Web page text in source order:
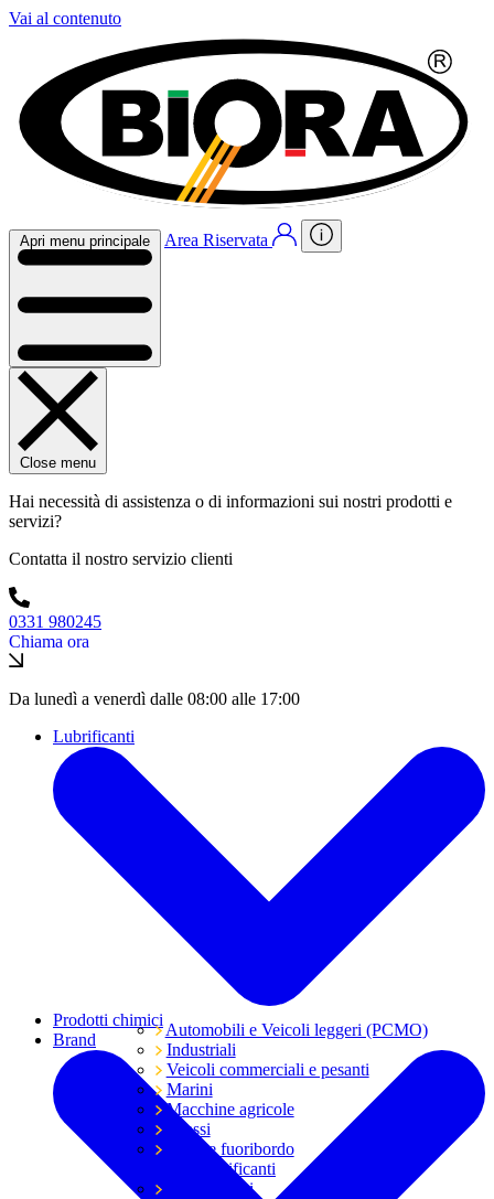
Vai al contenuto
Apri menu principale Area Riservata
Close menu
Hai necessità di assistenza o di informazioni sui nostri prodotti e
servizi?
Contatta il nostro servizio clienti
0331 980245
Chiama ora
Da lunedì a venerdì dalle 08:00 alle 17:00
Lubrificanti
Automobili e Veicoli leggeri (PCMO)
Industriali
Veicoli commerciali e pesanti
Marini
Macchine agricole
Grassi
Moto e fuoribordo
Tutti i lubrificanti
Trasmissioni
Prodotti chimici
Brand